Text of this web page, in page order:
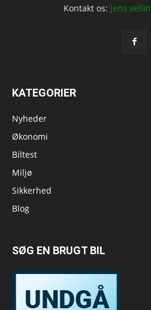
Kontakt os:
KATEGORIER
Nyheder
Økonomi
Biltest
Miljø
Sikkerhed
Blog
SØG EN BRUGT BIL